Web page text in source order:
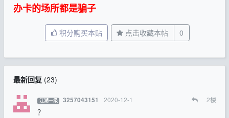
办卡的场所都是骗子
积分购买本贴 点击收藏本帖 0
最新回复(23)
江湖一级 3257043151 2020-12-1 2楼
？